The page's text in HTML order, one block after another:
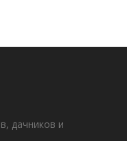
дачников и